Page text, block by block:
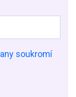
soukromí